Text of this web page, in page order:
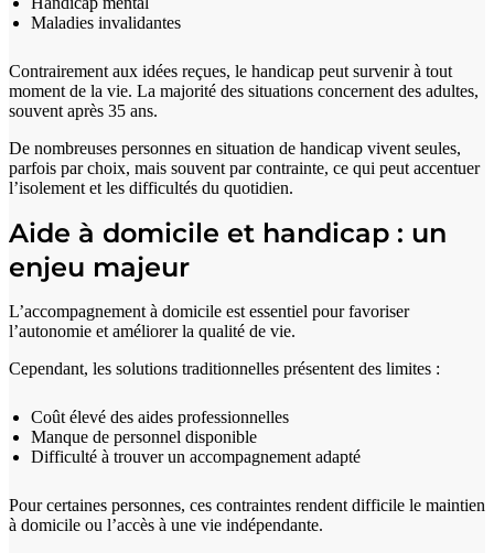
Maladies invalidantes
Contrairement aux idées reçues, le handicap peut survenir à tout
moment de la vie. La majorité des situations concernent des adultes,
souvent après 35 ans.
De nombreuses personnes en situation de handicap vivent seules,
parfois par choix, mais souvent par contrainte, ce qui peut accentuer
l’isolement et les difficultés du quotidien.
Aide à domicile et handicap : un
enjeu majeur
L’accompagnement à domicile est essentiel pour favoriser
l’autonomie et améliorer la qualité de vie.
Cependant, les solutions traditionnelles présentent des limites :
Coût élevé des aides professionnelles
Manque de personnel disponible
Difficulté à trouver un accompagnement adapté
Pour certaines personnes, ces contraintes rendent difficile le maintien
à domicile ou l’accès à une vie indépendante.